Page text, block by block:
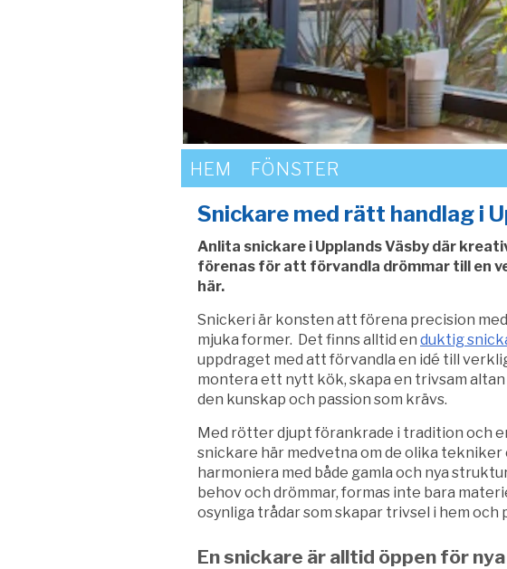
HEM FÖNSTER
Snickare med rätt handlag i
Anlita snickare i Upplands Väsby där
förenas för att förvandla drömmar till en
här.
Snickeri är konsten att förena precision
mjuka former. Det finns alltid en duktig
uppdraget med att förvandla en idé till
montera ett nytt kök, skapa en trivsam
den kunskap och passion som krävs.
Med rötter djupt förankrade i tradition och
snickare här medvetna om de olika
harmoniera med både gamla och nya
behov och drömmar, formas inte bara
osynliga trådar som skapar trivsel i hem och
En snickare är alltid öppen för